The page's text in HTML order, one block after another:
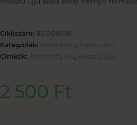
Cikkszám: 851006056
Kategóriák:
,
Címkék:
, ,
2 500 Ft